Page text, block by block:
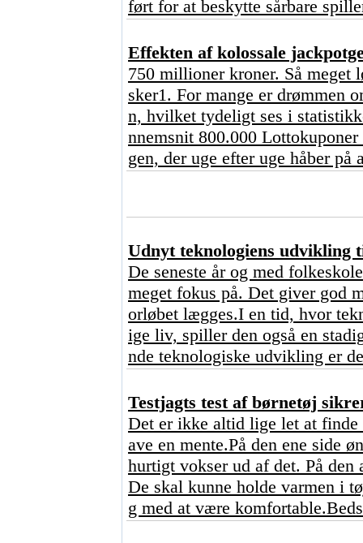
ført for at beskytte sårbare
Effekten af kolossale
750 millioner kroner. Så meget
sker1. For mange er drømmen
n, hvilket tydeligt ses i
nnemsnit 800.000
gen, der uge efter uge håber
Udnyt teknologiens
De seneste år og med
meget fokus på. Det giver god
orløbet lægges.I en tid, hvor
ige liv, spiller den også en
nde teknologiske udvikling er
Testjagts test af børnetøj
Det er ikke altid lige let at
ave en mente.På den ene side
hurtigt vokser ud af det. På
De skal kunne holde varmen i
g med at være